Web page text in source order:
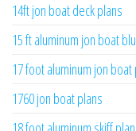
14ft jon boat deck plans
15 ft aluminum jon boat
17 foot aluminum jon boat
1760 jon boat plans